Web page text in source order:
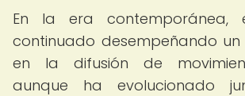
En la era
continuado desempeñando
en la difusión de
aunque ha evolucionado